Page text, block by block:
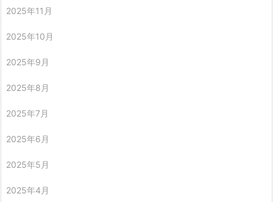
2025年11月
2025年10月
2025年9月
2025年8月
2025年7月
2025年6月
2025年5月
2025年4月